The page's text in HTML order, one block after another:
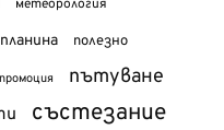
метеорология
планина полезно
промоция пътуване
състезание